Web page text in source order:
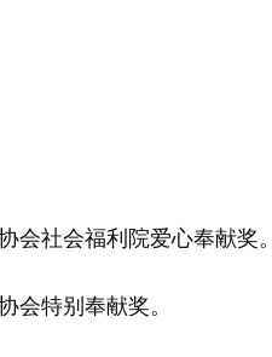
会社会福利院爱心奉献奖
会特别奉献奖。